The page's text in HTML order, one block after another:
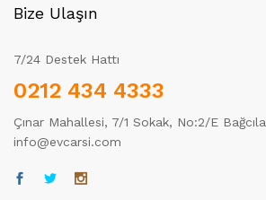
Bize Ulaşın
7/24 Destek Hattı
0212 434 4333
Çınar Mahallesi, 7/1 Sokak, No:2/E
info@evcarsi.com